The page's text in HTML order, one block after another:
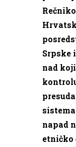
Srpske
nad
napad
etničko